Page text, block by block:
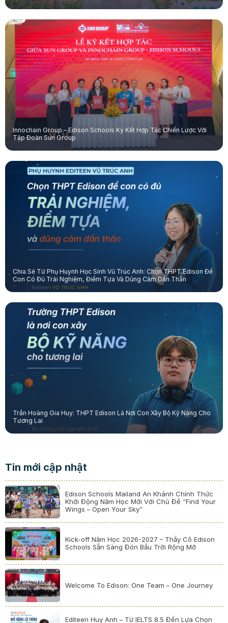
Innochain Group – Edison Schools Ký Kết Hợp Tác Chiến Lược Với
Tập Đoàn Sun Group
Chia Sẻ Từ Phụ Huynh Học Sinh Vũ Trúc Anh: Chọn THPT Edison Để
Con Có Đủ Trải Nghiệm, Điểm Tựa Và Dũng Cảm Dấn Thân
Trần Hoàng Gia Huy: THPT Edison Là Nơi Con Xây Bộ Kỹ Năng Cho
Tương Lai
Tin mới cập nhật
Edison Schools Mailand An Khánh Chính Thức
Khởi Động Năm Học Mới Với Chủ Đề “Find Your
Wings – Open Your Sky”
Kick-off Năm Học 2026-2027 – Thầy Cô Edison
Schools Sẵn Sàng Đón Bầu Trời Rộng Mở
Welcome To Edison: One Team – One Journey
Editeen Huy Anh – Từ IELTS 8.5 Đến Lựa Chọn